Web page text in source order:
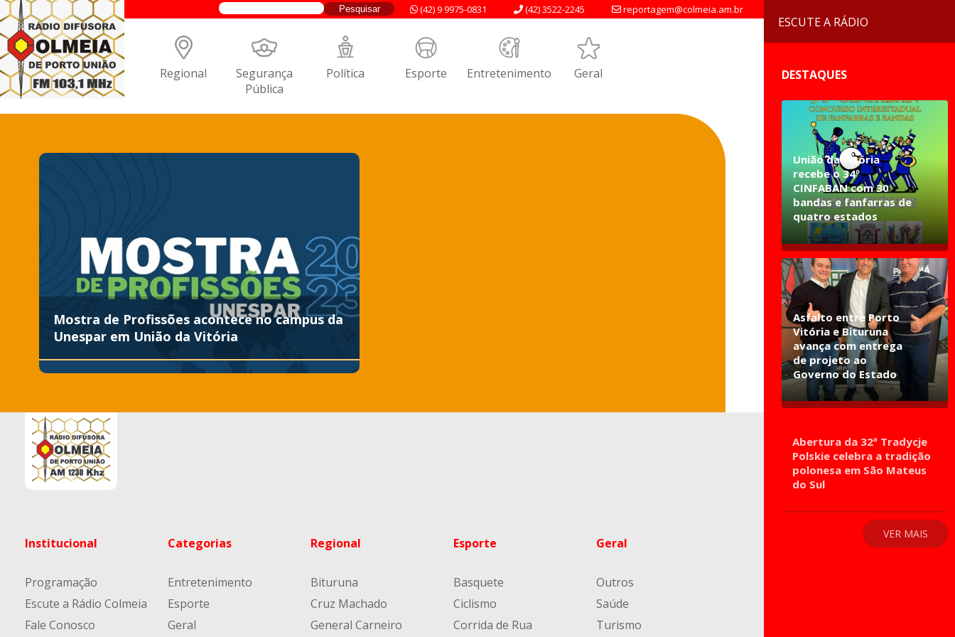
reportagem@colmeia.am.br
(42) 3522-2245
(42) 9 9975-0831
Regional Segurança
Pública
Política Esporte Entretenimento Geral
Mostra de Profissões acontece no campus da
Unespar em União da Vitória
Institucional
Programação
Escute a Rádio Colmeia
Fale Conosco
Categorias
Entretenimento
Esporte
Geral
Regional
Bituruna
Cruz Machado
General Carneiro
Esporte
Basquete
Ciclismo
Corrida de Rua
Geral
Outros
Saúde
Turismo
ESCUTE A RÁDIO
DESTAQUES
União da Vitória
recebe o 34º
CINFABAN com 30
bandas e fanfarras de
quatro estados
Asfalto entre Porto
Vitória e Bituruna
avança com entrega
de projeto ao
Governo do Estado
Abertura da 32ª Tradycje
Polskie celebra a tradição
polonesa em São Mateus
do Sul
VER MAIS